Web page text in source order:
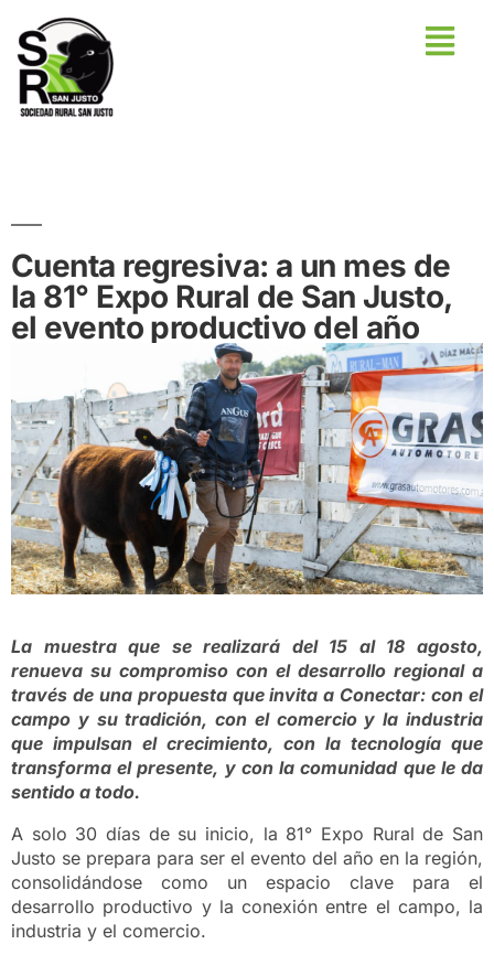
Cuenta regresiva: a un mes de
la 81° Expo Rural de San Justo,
el evento productivo del año
La muestra que se realizará del 15 al 18 agosto,
renueva su compromiso con el desarrollo regional a
través de una propuesta que invita a Conectar: con el
campo y su tradición, con el comercio y la industria
que impulsan el crecimiento, con la tecnología que
transforma el presente, y con la comunidad que le da
sentido a todo.
A solo 30 días de su inicio, la 81° Expo Rural de San
Justo se prepara para ser el evento del año en la región,
consolidándose como un espacio clave para el
desarrollo productivo y la conexión entre el campo, la
industria y el comercio.